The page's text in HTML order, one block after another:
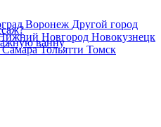
Воронеж Другой город
Новгород Новокузнецк
СамараТольятти Томск
ванну